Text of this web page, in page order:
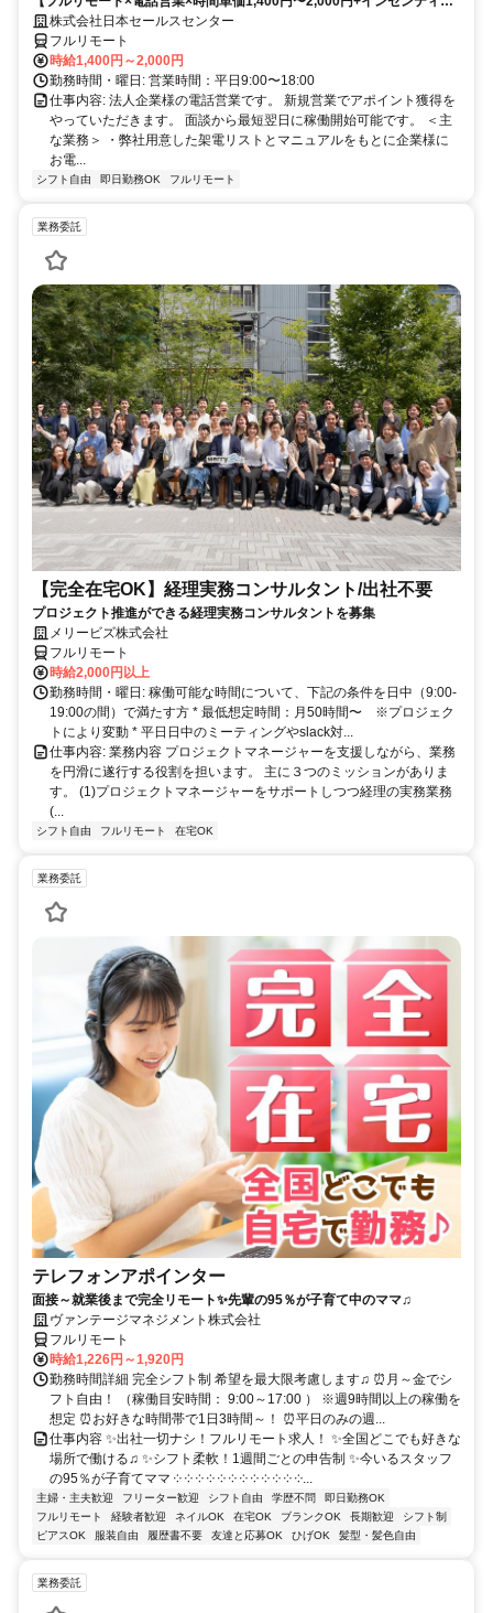
で家庭と仕事の両立を実現
あり】 ＜ママさん、未経験活躍中＞ 完全在宅の電話営業で家庭と仕事の
両立を実現
株式会社日本セールスセンター
フルリモート
時給1,400円～2,000円
勤務時間・曜日: 営業時間：平日9:00〜18:00
仕事内容: 法人企業様の電話営業です。 新規営業でアポイント獲得を
やっていただきます。 面談から最短翌日に稼働開始可能です。 ＜主
な業務＞ ・弊社用意した架電リストとマニュアルをもとに企業様に
お電...
シフト自由 即日勤務OK フルリモート
業務委託
【完全在宅OK】経理実務コンサルタント/出社不要
プロジェクト推進ができる経理実務コンサルタントを募集
メリービズ株式会社
フルリモート
時給2,000円以上
勤務時間・曜日: 稼働可能な時間について、下記の条件を日中（9:00-
19:00の間）で満たす方 * 最低想定時間：月50時間〜 ※プロジェク
トにより変動 * 平日日中のミーティングやslack対...
仕事内容: 業務内容 プロジェクトマネージャーを支援しながら、業務
を円滑に遂行する役割を担います。 主に３つのミッションがありま
す。 (1)プロジェクトマネージャーをサポートしつつ経理の実務業務
(...
シフト自由 フルリモート 在宅OK
業務委託
テレフォンアポインター
面接～就業後まで完全リモート✨先輩の95％が子育て中のママ♫
ヴァンテージマネジメント株式会社
フルリモート
時給1,226円～1,920円
勤務時間詳細 完全シフト制 希望を最大限考慮します♫ ⏰月～金でシ
フト自由！ （稼働目安時間： 9:00～17:00 ） ※週9時間以上の稼働を
想定 ⏰お好きな時間帯で1日3時間～！ ⏰平日のみの週...
仕事内容 ✨出社一切ナシ！フルリモート求人！ ✨全国どこでも好きな
場所で働ける♫ ✨シフト柔軟！1週間ごとの申告制 ✨今いるスタッフ
の95％が子育てママ ༶ ༶ ༶ ༶ ༶ ༶ ༶ ༶ ༶ ༶ ༶ ༶...
主婦・主夫歓迎 フリーター歓迎 シフト自由 学歴不問
即日勤務OK
フルリモート
経験者歓迎 ネイルOK 在宅OK ブランクOK 長期歓迎
シフト制
ピアスOK
服装自由 履歴書不要 友達と応募OK ひげOK 髪型・髪色自由
業務委託